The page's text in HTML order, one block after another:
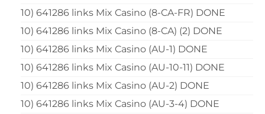
10) 641286 links Mix Casino (8-CA-FR) DONE
10) 641286 links Mix Casino (8-CA) (2) DONE
10) 641286 links Mix Casino (AU-1) DONE
10) 641286 links Mix Casino (AU-10-11) DONE
10) 641286 links Mix Casino (AU-2) DONE
10) 641286 links Mix Casino (AU-3-4) DONE